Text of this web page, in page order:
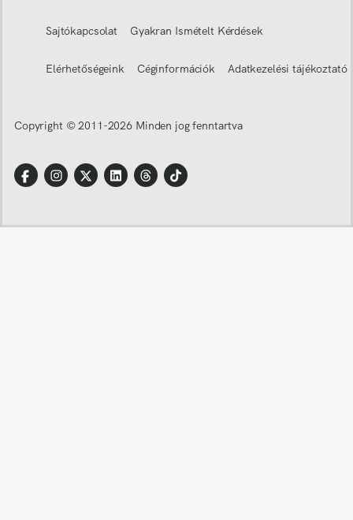
Sajtókapcsolat Gyakran Ismételt Kérdések
Elérhetőségeink Céginformációk Adatkezelési tájékoztató
Copyright © 2011-2026 Minden jog fenntartva